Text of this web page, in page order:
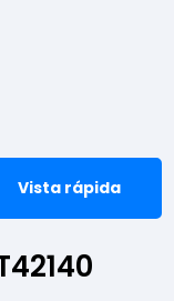
Vista rápida